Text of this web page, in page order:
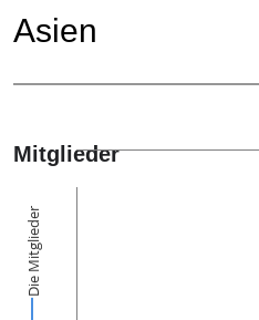
Asien
Mitglieder
Die Mitglieder